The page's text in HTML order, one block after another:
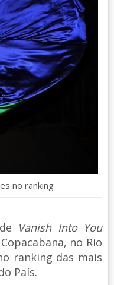
no ranking
Vanish Into You
no Rio
ranking das mais
País.